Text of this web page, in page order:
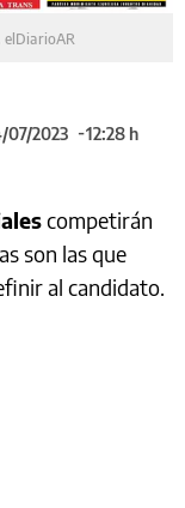
elDiarioAR
07/2023
12:28 h
competirán
son las que
al candidato.